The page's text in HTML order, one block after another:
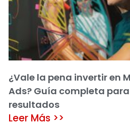
¿Vale la pena invertir en
Ads? Guía completa
resultados
Leer Más >>